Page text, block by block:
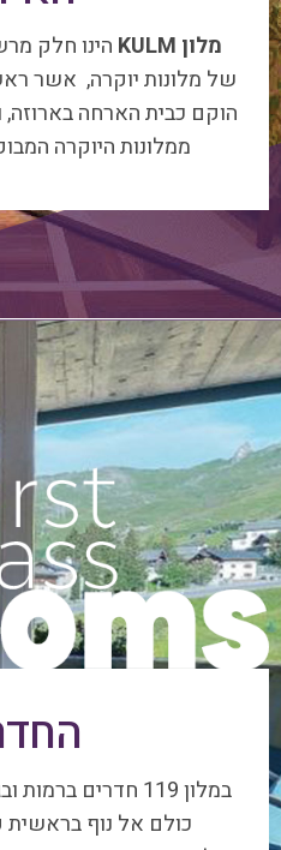
הינו חלק
הוקם כבית הארחה
ממלונות היוקרה
במלון 119 חדרים
כולם אל נוף בראשית
בחלק מהחדרים מרפסות